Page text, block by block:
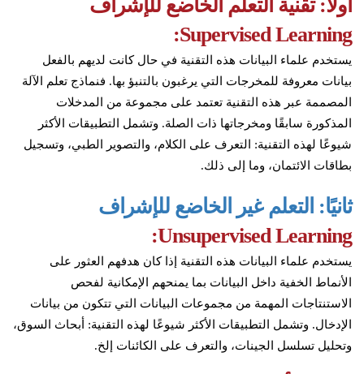
أولًا: تقنية التعلم الخاضع للإشراف
Supervised Learning:
يستخدم علماء البيانات هذه التقنية في حال كانت لديهم بالفعل
بيانات معروفة للمخرجات التي يرغبون بالتنبؤ بها. فنماذج تعلم الآلة
المصممة عبر هذه التقنية تعتمد على مجموعة من المدخلات
المذكورة سابقًا ومخرجاتها ذات الصلة. وتشمل التطبيقات الأكثر
شيوعًا لهذه التقنية: التعرف على الكلام، والتصوير الطبي، وتسجيل
بطاقات الائتمان، وما إلى ذلك.
ثانيًا: التعلم غير الخاضع للإشراف
Unsupervised Learning:
يستخدم علماء البيانات هذه التقنية إذا كان هدفهم العثور على
الأنماط الخفية داخل البيانات بما يمنحهم الإمكانية لفحص
الاستنتاجات المهمة من مجموعات البيانات التي تتكون من بيانات
الإدخال. وتشمل التطبيقات الأكثر شيوعًا لهذه التقنية: أبحاث السوق،
وتحليل تسلسل الجينات، والتعرف على الكائنات إلخ.